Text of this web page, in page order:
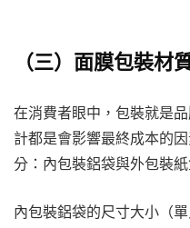
（三）面膜包裝材
在消費者眼中，包裝就是
計都是會影響最終成本的
分：內包裝鋁袋與外包裝紙
內包裝鋁袋的尺寸大小（